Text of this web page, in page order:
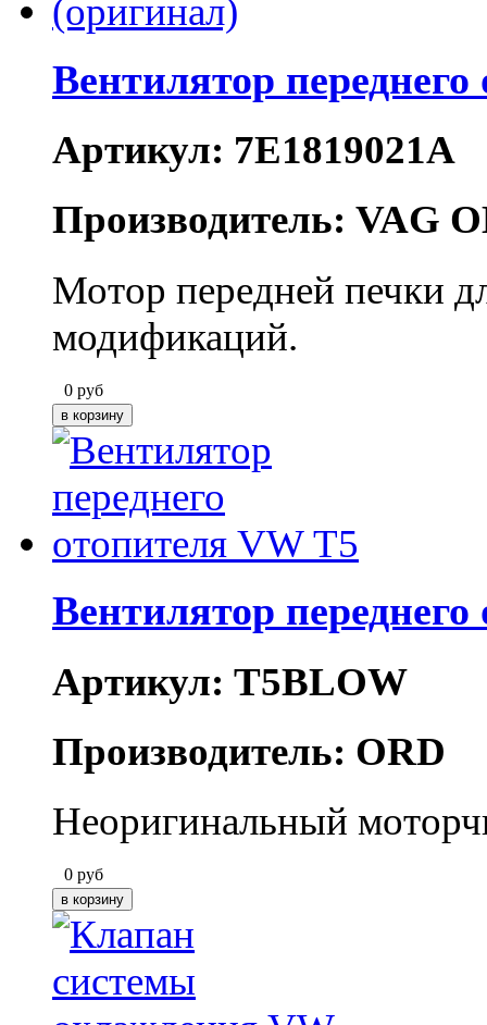
Вентилятор
Артикул: 7E1819021A
Производитель: VAG
Мотор передней печки
модификаций.
0 руб
Вентилятор
Артикул: T5BLOW
Производитель: ORD
Неоригинальный
0 руб